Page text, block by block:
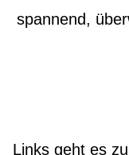
spannend,
Links geht es